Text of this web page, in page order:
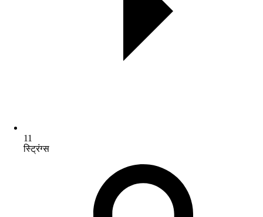
11
स्ट्रिंग्स